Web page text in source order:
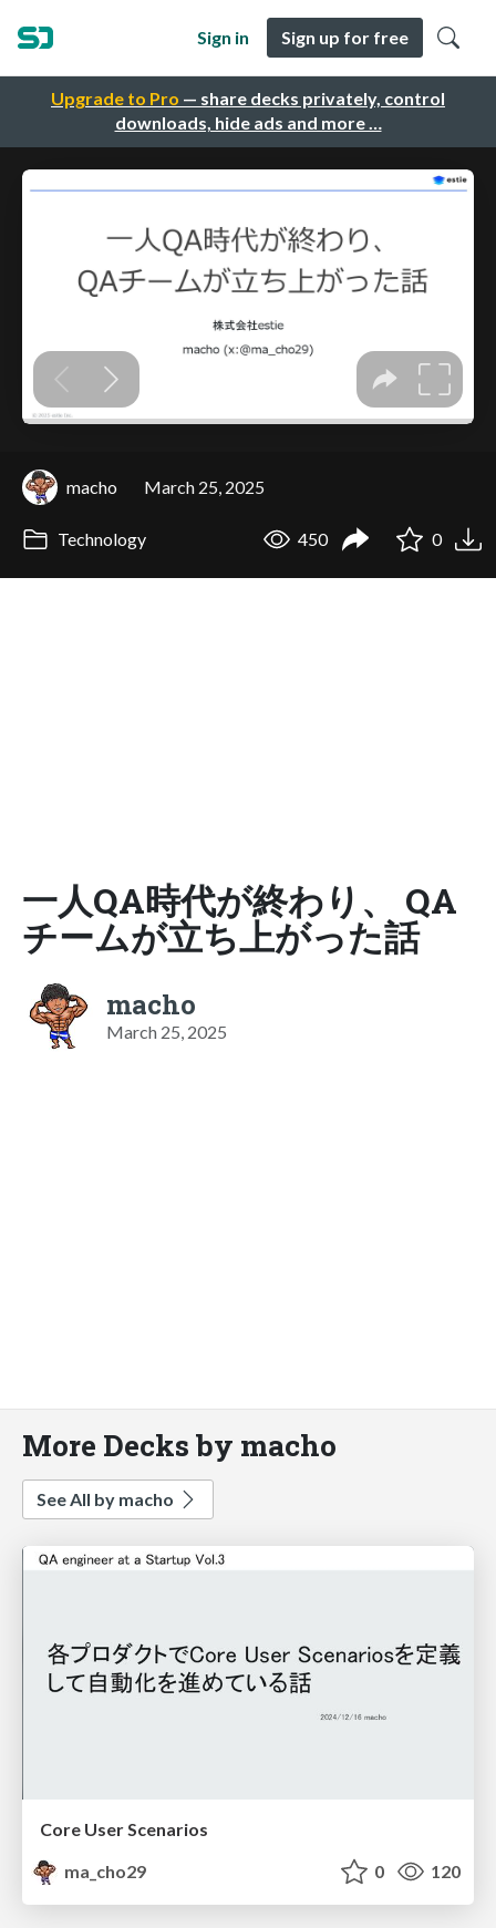
Upgrade to Pro — share decks privately, control
downloads, hide ads and more …
Sign in Sign up for free
macho March 25, 2025
Technology 450 0
一人QA時代が終わり、​ QA
チームが立ち上がった話​
macho
March 25, 2025
More Decks by macho
See All by macho
Core User Scenarios
ma_cho29
0 120